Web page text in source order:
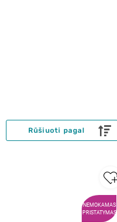
Rūšiuoti pagal
NEMOKAMAS
PRISTATYMAS